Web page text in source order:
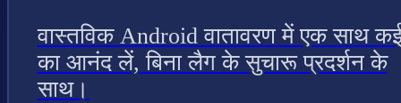
वास्तविक Android वातावरण में एक साथ
का आनंद लें, बिना लैग के सुचारू प्रदर्शन के
साथ।